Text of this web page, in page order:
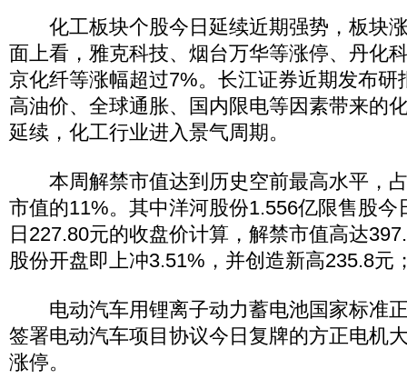
化工板块个股今日延续近期强势，板块
面上看，雅克科技、烟台万华等涨停、丹化
京化纤等涨幅超过7%。长江证券近期发布研
高油价、全球通胀、国内限电等因素带来的
延续，化工行业进入景气周期。
本周解禁市值达到历史空前最高水平，
市值的11%。其中洋河股份1.556亿限售股今
日227.80元的收盘价计算，解禁市值高达
股份开盘即上冲3.51%，并创造新高235.8元
电动汽车用锂离子动力蓄电池国家标准
签署电动汽车项目协议今日复牌的方正电机
涨停。